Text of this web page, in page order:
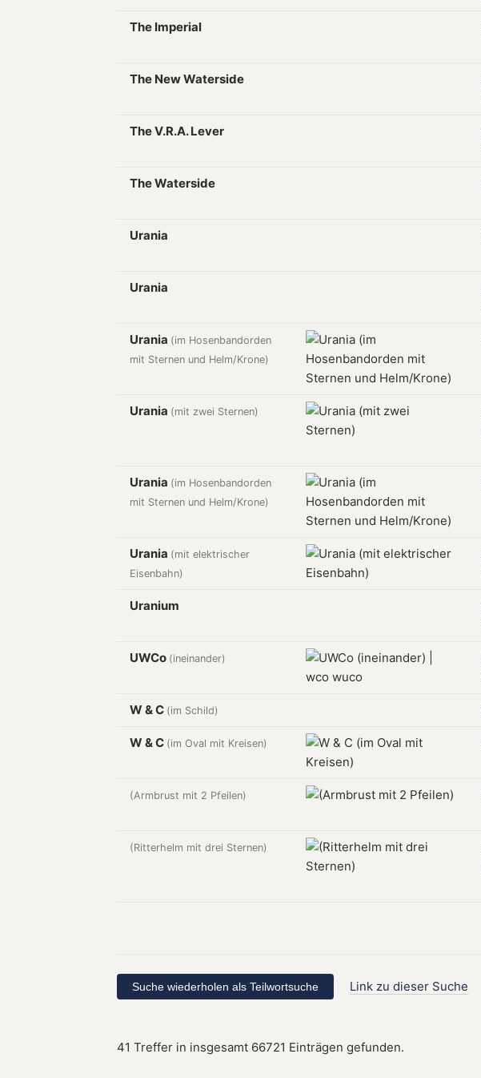
The Imperial
The New Waterside
The V.R.A. Lever
The Waterside
Urania
Urania
Urania (im Hosenbandorden
mit Sternen und Helm/Krone)
Urania (mit zwei Sternen)
Urania (im Hosenbandorden
mit Sternen und Helm/Krone)
Urania (mit elektrischer
Eisenbahn)
Uranium
UWCo (ineinander)
W & C (im Schild)
W & C (im Oval mit Kreisen)
(Armbrust mit 2 Pfeilen)
(Ritterhelm mit drei Sternen)
Link zu dieser Suche
41 Treffer in insgesamt 66721 Einträgen gefunden.